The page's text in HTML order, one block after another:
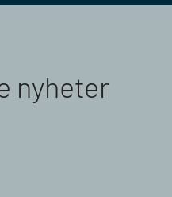
nyheter